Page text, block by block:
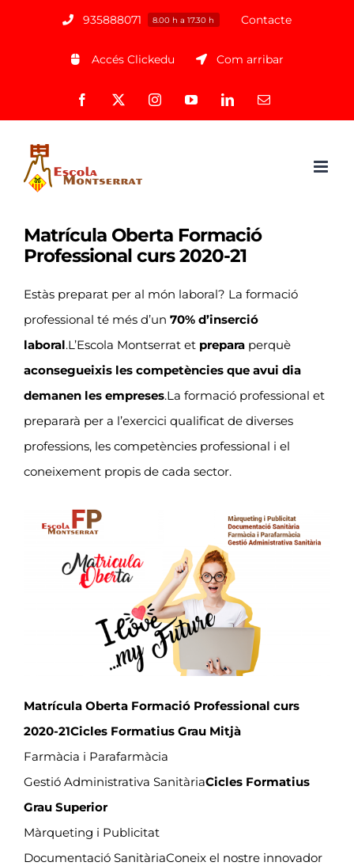
935888071 8.00 h a 17.30 h Contacte
Accés Clickedu Com arribar
Facebook InstagramYouTubeLinkedInCorreo
Matrícula Oberta Formació
Professional curs 2020-21
Estàs preparat per al món laboral? La formació
professional té més d’un 70% d’inserció
laboral.L’Escola Montserrat et prepara perquè
aconsegueixis les competències que avui dia
demanen les empreses.La formació professional et
prepararà per a l’exercici qualificat de diverses
professions, les competències professional i el
coneixement propis de cada sector.
Matrícula Oberta Formació Professional curs
2020-21Cicles Formatius Grau Mitjà
Farmàcia i Parafarmàcia
Gestió Administrativa SanitàriaCicles Formatius
Grau Superior
Màrqueting i Publicitat
Documentació SanitàriaConeix el nostre innovador